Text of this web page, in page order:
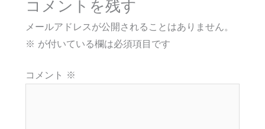
コメントを残す
メールアドレスが公開されることはありません。
※ が付いている欄は必須項目です
コメント ※